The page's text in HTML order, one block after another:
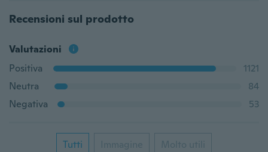
Recensioni sul prodotto
Valutazioni
Positiva
1121
Neutra
84
Negativa
53
Tutti Immagine Molto utili